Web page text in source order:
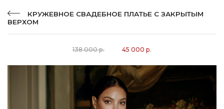
КРУЖЕВНОЕ СВАДЕБНОЕ ПЛАТЬЕ С ЗАКРЫТЫМ
ВЕРХОМ
138 000 р. 45 000 р.